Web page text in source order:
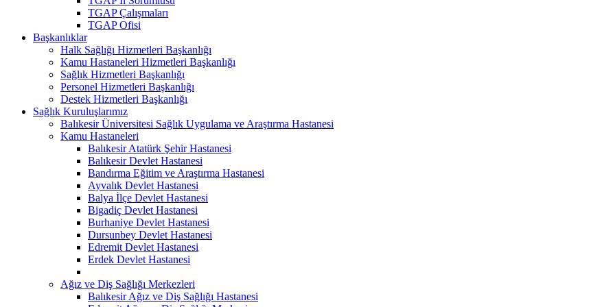
TGAP Çalışmaları
TGAP Ofisi
Başkanlıklar
Halk Sağlığı Hizmetleri Başkanlığı
Kamu Hastaneleri Hizmetleri Başkanlığı
Sağlık Hizmetleri Başkanlığı
Personel Hizmetleri Başkanlığı
Destek Hizmetleri Başkanlığı
Sağlık Kuruluşlarımız
Balıkesir Üniversitesi Sağlık Uygulama ve Araştırma Hastanesi
Kamu Hastaneleri
Balıkesir Atatürk Şehir Hastanesi
Balıkesir Devlet Hastanesi
Bandırma Eğitim ve Araştırma Hastanesi
Ayvalık Devlet Hastanesi
Balya İlçe Devlet Hastanesi
Bigadiç Devlet Hastanesi
Burhaniye Devlet Hastanesi
Dursunbey Devlet Hastanesi
Edremit Devlet Hastanesi
Erdek Devlet Hastanesi
Ağız ve Diş Sağlığı Merkezleri
Balıkesir Ağız ve Diş Sağlığı Hastanesi